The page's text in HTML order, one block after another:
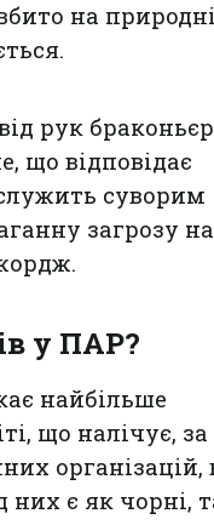
вбито на
рук
що відповідає
суворим
загрозу
у ПАР?
найбільше
що налічує, за
організацій,
них є як чорні,